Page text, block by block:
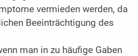
vermieden werden, da
Beeinträchtigung des
man in zu häufige Gaben